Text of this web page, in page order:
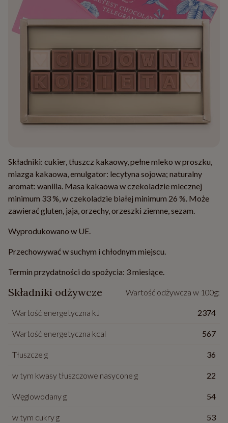
Składniki: cukier, tłuszcz kakaowy, pełne mleko w proszku,
miazga kakaowa, emulgator: lecytyna sojowa; naturalny
aromat: wanilia. Masa kakaowa w czekoladzie mlecznej
minimum 33 %, w czekoladzie białej minimum 26 %. Może
zawierać gluten, jaja, orzechy, orzeszki ziemne, sezam.
Wyprodukowano w UE.
Przechowywać w suchym i chłodnym miejscu.
Termin przydatności do spożycia: 3 miesiące.
Składniki odżywcze Wartość odżywcza w 100g:
Wartość energetyczna kJ 2374
Wartość energetyczna kcal 567
Tłuszcze g 36
w tym kwasy tłuszczowe nasycone g 22
Węglowodany g 54
w tym cukry g 53